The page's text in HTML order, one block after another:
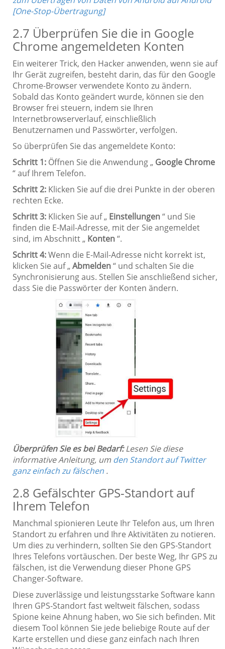
[One-Stop-Übertragung]
2.7 Überprüfen Sie die in Google
Chrome angemeldeten Konten
Ein weiterer Trick, den Hacker anwenden, wenn sie auf
Ihr Gerät zugreifen, besteht darin, das für den Google
Chrome-Browser verwendete Konto zu ändern.
Sobald das Konto geändert wurde, können sie den
Browser frei steuern, indem sie Ihren
Internetbrowserverlauf, einschließlich
Benutzernamen und Passwörter, verfolgen.
So überprüfen Sie das angemeldete Konto:
Schritt 1: Öffnen Sie die Anwendung „ Google Chrome
“ auf Ihrem Telefon.
Schritt 2: Klicken Sie auf die drei Punkte in der oberen
rechten Ecke.
Schritt 3: Klicken Sie auf „ Einstellungen“ und Sie
finden die E-Mail-Adresse, mit der Sie angemeldet
sind, im Abschnitt „ Konten“.
Schritt 4:Wenn die E-Mail-Adresse nicht korrekt ist,
klicken Sie auf „Abmelden“ und schalten Sie die
Synchronisierung aus. Stellen Sie anschließend sicher,
dass Sie die Passwörter der Konten ändern.
Überprüfen Sie es bei Bedarf:Lesen Sie diese
informative Anleitung, um den Standort auf Twitter
ganz einfach zu fälschen .
2.8 Gefälschter GPS-Standort auf
Ihrem Telefon
Manchmal spionieren Leute Ihr Telefon aus, um Ihren
Standort zu erfahren und Ihre Aktivitäten zu notieren.
Um dies zu verhindern, sollten Sie den GPS-Standort
Ihres Telefons vortäuschen. Der beste Weg, Ihr GPS zu
fälschen, ist die Verwendung dieser Phone GPS
Changer-Software.
Diese zuverlässige und leistungsstarke Software kann
Ihren GPS-Standort fast weltweit fälschen, sodass
Spione keine Ahnung haben, wo Sie sich befinden. Mit
diesem Tool können Sie jede beliebige Route auf der
Karte erstellen und diese ganz einfach nach Ihren